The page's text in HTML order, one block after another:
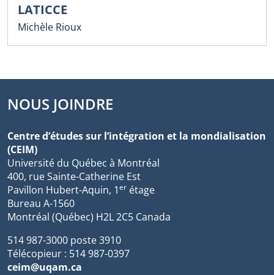
LATICCE
Michèle Rioux
NOUS JOINDRE
Centre d’études sur l’intégration et la mondialisation
(CEIM)
Université du Québec à Montréal
400, rue Sainte-Catherine Est
Pavillon Hubert-Aquin, 1er étage
Bureau A-1560
Montréal (Québec) H2L 2C5 Canada
514 987-3000 poste 3910
Télécopieur : 514 987-0397
ceim@uqam.ca